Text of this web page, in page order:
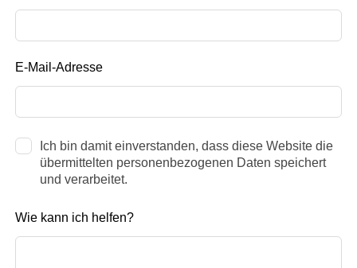
E-Mail-Adresse
Ich bin damit einverstanden, dass diese Website die
übermittelten personenbezogenen Daten speichert
und verarbeitet.
Wie kann ich helfen?